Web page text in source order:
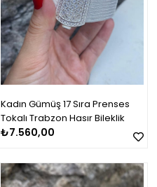
Kadın Gümüş 17 Sıra Prenses
Tokalı Trabzon Hasır Bileklik
₺7.560,00